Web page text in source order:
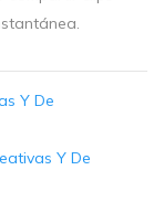
Y De
Y De